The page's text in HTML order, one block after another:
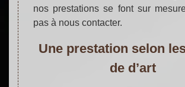
nos prestations se font sur
pas à nous contacter.
Une prestation selon
de d’art